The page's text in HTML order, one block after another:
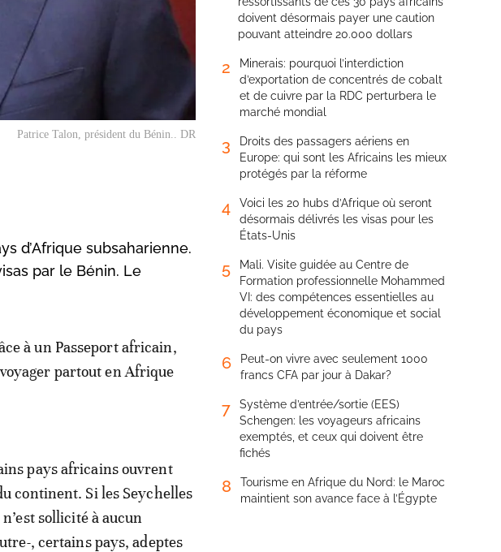
Patrice Talon, président du Bénin.. DR
d’Afrique subsaharienne.
par le Bénin. Le
à un Passeport africain,
partout en Afrique
pays africains ouvrent
continent. Si les Seychelles
sollicité à aucun
, certains pays, adeptes
doivent désormais payer une caution
pouvant atteindre 20.000 dollars
2
Minerais: pourquoi l’interdiction
d’exportation de concentrés de cobalt
et de cuivre par la RDC perturbera le
marché mondial
3
Droits des passagers aériens en
Europe: qui sont les Africains les mieux
protégés par la réforme
4
Voici les 20 hubs d’Afrique où seront
désormais délivrés les visas pour les
États-Unis
5
Mali. Visite guidée au Centre de
Formation professionnelle Mohammed
VI: des compétences essentielles au
développement économique et social
du pays
6
Peut-on vivre avec seulement 1000
francs CFA par jour à Dakar?
7
Système d’entrée/sortie (EES)
Schengen: les voyageurs africains
exemptés, et ceux qui doivent être
fichés
8
Tourisme en Afrique du Nord: le Maroc
maintient son avance face à l’Égypte